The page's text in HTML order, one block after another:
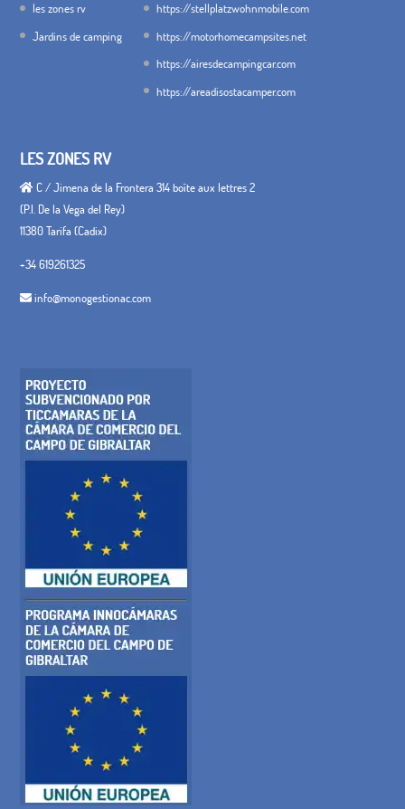
les zones rv
Jardins de camping
https://stellplatzwohnmobile.com
https://motorhomecampsites.net
https://airesdecampingcar.com
https://areadisostacamper.com
LES ZONES RV
C / Jimena de la Frontera 314 boîte aux lettres 2
(P.I. De la Vega del Rey)
11380 Tarifa (Cadix)
+34 619261325
info@monogestionac.com